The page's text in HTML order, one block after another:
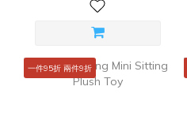
一件95折 兩件9折